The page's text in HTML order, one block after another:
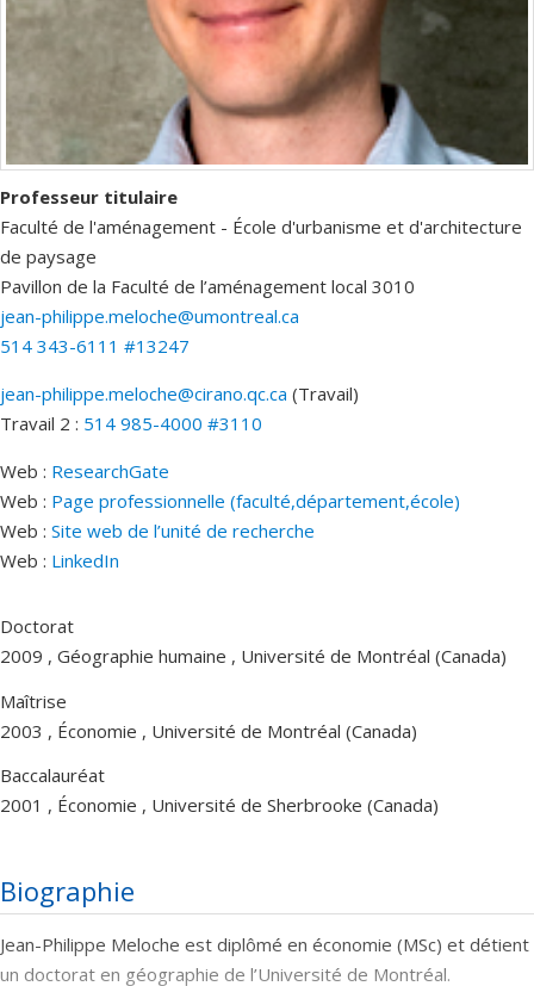
Professeur titulaire
Faculté de l'aménagement - École d'urbanisme et d'architecture
de paysage
Pavillon de la Faculté de l’aménagement local 3010
jean-philippe.meloche@umontreal.ca
514 343-6111 #13247
Courriels
jean-philippe.meloche@cirano.qc.ca (Travail)
Travail 2 : 514 985-4000 #3110
Web : ResearchGate
Web : Page professionnelle (faculté,département,école)
Web : Site web de l’unité de recherche
Web : LinkedIn
Doctorat
2009 , Géographie humaine , Université de Montréal (Canada)
Maîtrise
2003 , Économie , Université de Montréal (Canada)
Baccalauréat
2001 , Économie , Université de Sherbrooke (Canada)
Biographie
Jean-Philippe Meloche est diplômé en économie (MSc) et détient
un doctorat en géographie de l’Université de Montréal.